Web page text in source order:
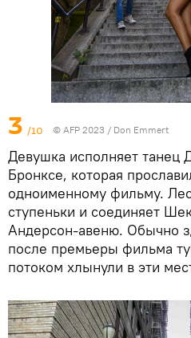
3 /10 © AFP 2023 / Don Emmert
Девушка исполняет танец
Бронксе, которая
одноименному фильму.
ступеньки и соединяет
Андерсон-авеню. Обычно
после премьеры фильма
потоком хлынули в эти